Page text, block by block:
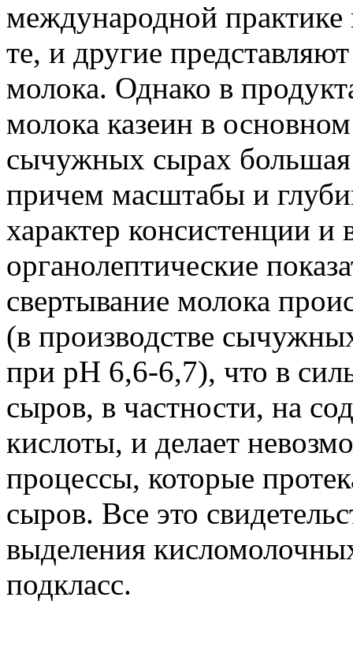
международной
те, и другие
молока. Однако в
молока казеин в
сычужных сырах большая
причем масштабы и
характер консистенции и
органолептические
свертывание молока
(в производстве
при pH 6,6-6,7), что в
сыров, в частности, на
кислоты, и делает
процессы, которые
сыров. Все это
выделения
подкласс.